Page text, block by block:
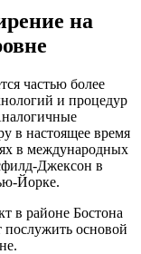
на
частью более
и процедур
в настоящее время
в международных
Джексон в
Йорке.
в районе Бостона
основой